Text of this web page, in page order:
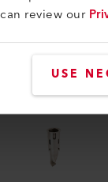
review our
USE